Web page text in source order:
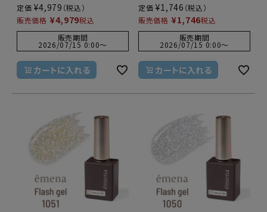
定価 ¥4,979
販売価格 ¥4,979税込
販売期間
2026/07/15 0:00〜
カートに入れる
定価 ¥1,746
販売価格 ¥1,746税込
販売期間
2026/07/15 0:00〜
カートに入れる